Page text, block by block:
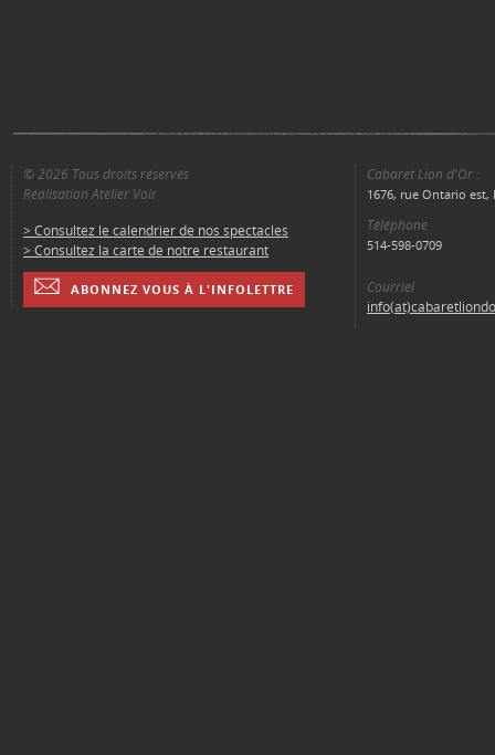
© 2026 Tous droits réservés
Réalisation Atelier Voir
> Consultez le calendrier de nos spectacles
> Consultez la carte de notre restaurant
ABONNEZ VOUS À L'INFOLETTRE
Cabaret Lion d'Or :
1676, rue Ontario est,
Téléphone
514-598-0709
Courriel